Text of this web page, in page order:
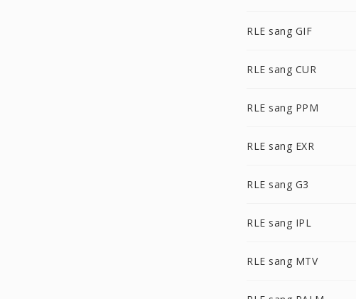
RLE sang GIF
RLE sang CUR
RLE sang PPM
RLE sang EXR
RLE sang G3
RLE sang IPL
RLE sang MTV